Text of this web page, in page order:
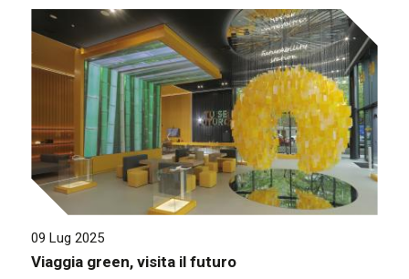
09 Lug 2025
Viaggia green, visita il futuro